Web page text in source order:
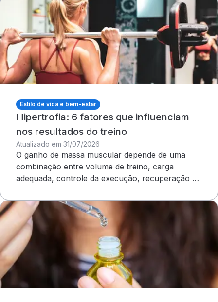
Estilo de vida e bem-estar
Hipertrofia: 6 fatores que influenciam
nos resultados do treino
Atualizado em 31/07/2026
O ganho de massa muscular depende de uma
combinação entre volume de treino, carga
adequada, controle da execução, recuperação e